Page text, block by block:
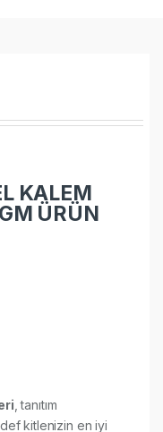
KALEM
ÜRÜN
, tanıtım
kitlenizin en iyi